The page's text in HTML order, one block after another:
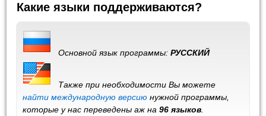
Какие языки поддерживаются?
Основной язык программы:РУССКИЙ
Также при необходимости Вы можете
найти международную версию нужной программы,
которые у нас переведены аж на96 языков